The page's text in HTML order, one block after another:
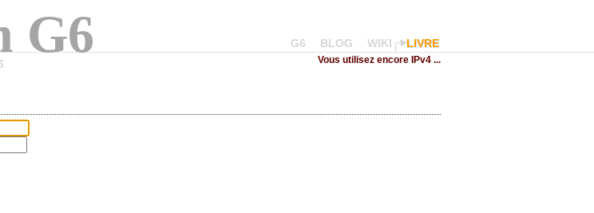
G6 G6 BLOG WIKI LIVRE
Vous utilisez encore IPv4 ...